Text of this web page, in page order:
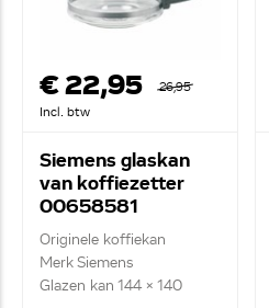
€ 22,95
26,95
Incl. btw
Siemens glaskan
van koffiezetter
00658581
Originele koffiekan
Merk Siemens
Glazen kan 144 x 140